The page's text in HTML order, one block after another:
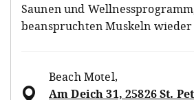
Saunen und
beanspruchten Muskeln
Beach Motel,
Am Deich 31, 25826 St.